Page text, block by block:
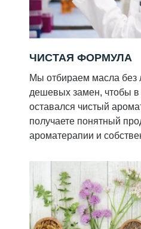
ЧИСТАЯ ФОРМУЛА
Мы отбираем масла без
дешевых замен, чтобы
оставался чистый
получаете понятный
ароматерапии и